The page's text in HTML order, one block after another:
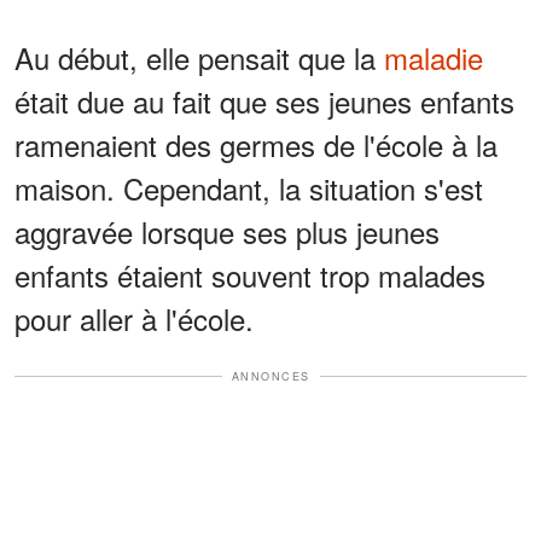
Au début, elle pensait que la maladie
était due au fait que ses jeunes enfants
ramenaient des germes de l'école à la
maison. Cependant, la situation s'est
aggravée lorsque ses plus jeunes
enfants étaient souvent trop malades
pour aller à l'école.
ANNONCES